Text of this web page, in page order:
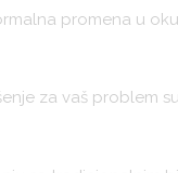
promena u
za vaš problem